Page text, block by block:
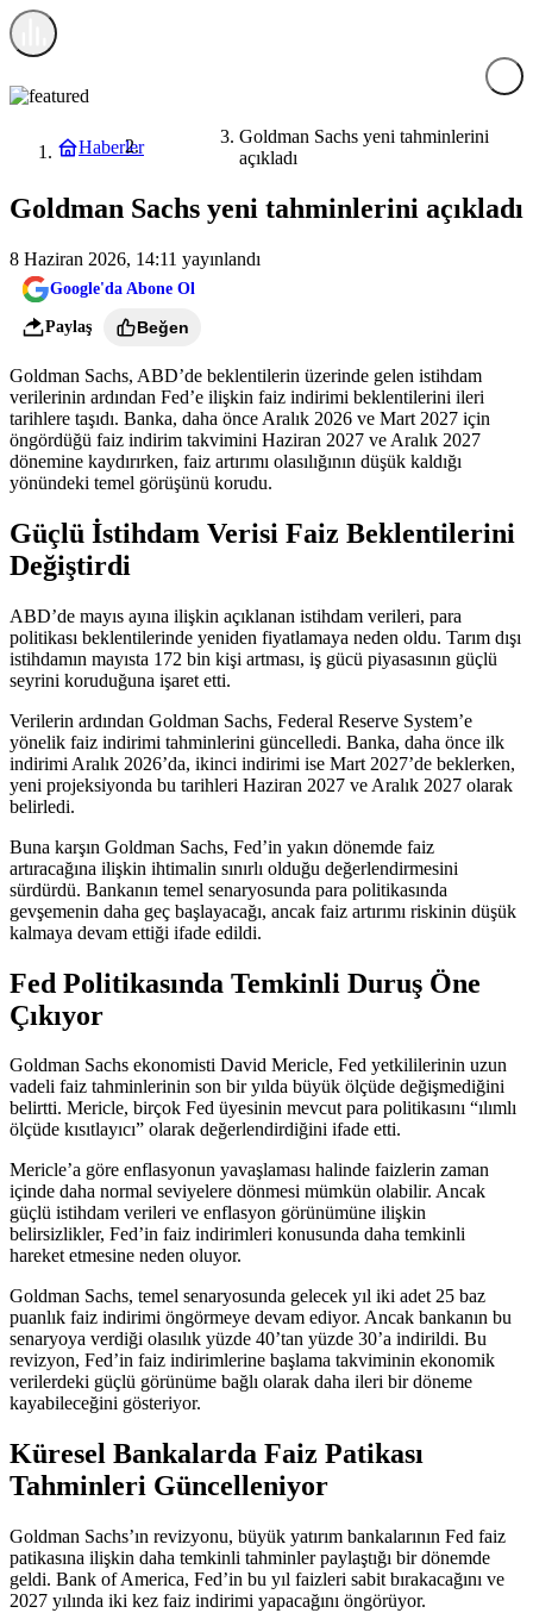
Haberler Ekonomi
Goldman Sachs yeni tahminlerini
açıkladı
Goldman Sachs yeni tahminlerini açıkladı
8 Haziran 2026, 14:11 yayınlandı
Google'da Abone Ol
Paylaş Beğen
Goldman Sachs, ABD’de beklentilerin üzerinde gelen istihdam
verilerinin ardından Fed’e ilişkin faiz indirimi beklentilerini ileri
tarihlere taşıdı. Banka, daha önce Aralık 2026 ve Mart 2027 için
öngördüğü faiz indirim takvimini Haziran 2027 ve Aralık 2027
dönemine kaydırırken, faiz artırımı olasılığının düşük kaldığı
yönündeki temel görüşünü korudu.
Güçlü İstihdam Verisi Faiz Beklentilerini
Değiştirdi
ABD’de mayıs ayına ilişkin açıklanan istihdam verileri, para
politikası beklentilerinde yeniden fiyatlamaya neden oldu. Tarım dışı
istihdamın mayısta 172 bin kişi artması, iş gücü piyasasının güçlü
seyrini koruduğuna işaret etti.
Verilerin ardından Goldman Sachs, Federal Reserve System’e
yönelik faiz indirimi tahminlerini güncelledi. Banka, daha önce ilk
indirimi Aralık 2026’da, ikinci indirimi ise Mart 2027’de beklerken,
yeni projeksiyonda bu tarihleri Haziran 2027 ve Aralık 2027 olarak
belirledi.
Buna karşın Goldman Sachs, Fed’in yakın dönemde faiz
artıracağına ilişkin ihtimalin sınırlı olduğu değerlendirmesini
sürdürdü. Bankanın temel senaryosunda para politikasında
gevşemenin daha geç başlayacağı, ancak faiz artırımı riskinin düşük
kalmaya devam ettiği ifade edildi.
Fed Politikasında Temkinli Duruş Öne
Çıkıyor
Goldman Sachs ekonomisti David Mericle, Fed yetkililerinin uzun
vadeli faiz tahminlerinin son bir yılda büyük ölçüde değişmediğini
belirtti. Mericle, birçok Fed üyesinin mevcut para politikasını “ılımlı
ölçüde kısıtlayıcı” olarak değerlendirdiğini ifade etti.
Mericle’a göre enflasyonun yavaşlaması halinde faizlerin zaman
içinde daha normal seviyelere dönmesi mümkün olabilir. Ancak
güçlü istihdam verileri ve enflasyon görünümüne ilişkin
belirsizlikler, Fed’in faiz indirimleri konusunda daha temkinli
hareket etmesine neden oluyor.
Goldman Sachs, temel senaryosunda gelecek yıl iki adet 25 baz
puanlık faiz indirimi öngörmeye devam ediyor. Ancak bankanın bu
senaryoya verdiği olasılık yüzde 40’tan yüzde 30’a indirildi. Bu
revizyon, Fed’in faiz indirimlerine başlama takviminin ekonomik
verilerdeki güçlü görünüme bağlı olarak daha ileri bir döneme
kayabileceğini gösteriyor.
Küresel Bankalarda Faiz Patikası
Tahminleri Güncelleniyor
Goldman Sachs’ın revizyonu, büyük yatırım bankalarının Fed faiz
patikasına ilişkin daha temkinli tahminler paylaştığı bir dönemde
geldi. Bank of America, Fed’in bu yıl faizleri sabit bırakacağını ve
2027 yılında iki kez faiz indirimi yapacağını öngörüyor.